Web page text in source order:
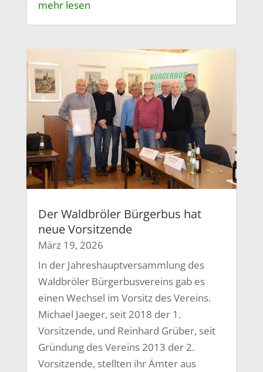
mehr lesen
Der Waldbröler Bürgerbus hat
neue Vorsitzende
März 19, 2026
In der Jahreshauptversammlung des
Waldbröler Bürgerbusvereins gab es
einen Wechsel im Vorsitz des Vereins.
Michael Jaeger, seit 2018 der 1.
Vorsitzende, und Reinhard Grüber, seit
Gründung des Vereins 2013 der 2.
Vorsitzende, stellten ihr Ämter aus